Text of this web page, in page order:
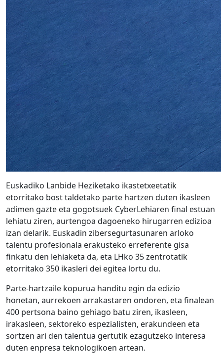
Euskadiko Lanbide Heziketako ikastetxeetatik
etorritako bost taldetako parte hartzen duten ikasleen
adimen gazte eta gogotsuek CyberLehiaren final estuan
lehiatu ziren, aurtengoa dagoeneko hirugarren edizioa
izan delarik. Euskadin zibersegurtasunaren arloko
talentu profesionala erakusteko erreferente gisa
finkatu den lehiaketa da, eta LHko 35 zentrotatik
etorritako 350 ikasleri dei egitea lortu du.
Parte-hartzaile kopurua handitu egin da edizio
honetan, aurrekoen arrakastaren ondoren, eta finalean
400 pertsona baino gehiago batu ziren, ikasleen,
irakasleen, sektoreko espezialisten, erakundeen eta
sortzen ari den talentua gertutik ezagutzeko interesa
duten enpresa teknologikoen artean.